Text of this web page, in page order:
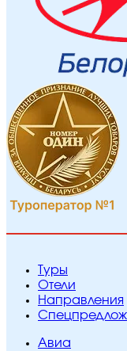
Туры
Отели
Направления
Авиа